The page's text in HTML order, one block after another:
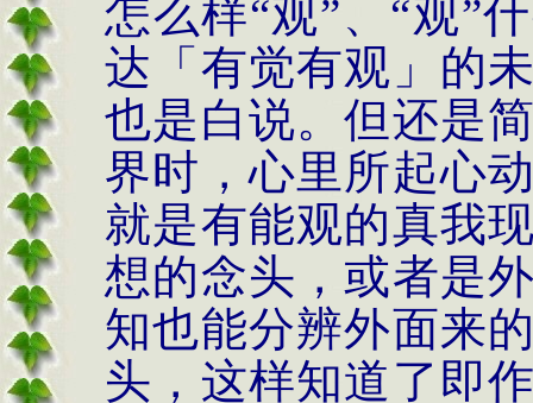
怎么样“观”、“观”
达「有觉有观」的
也是白说。但还是
界时，心里所起心
就是有能观的真我
想的念头，或者是
知也能分辨外面来
头，这样知道了即